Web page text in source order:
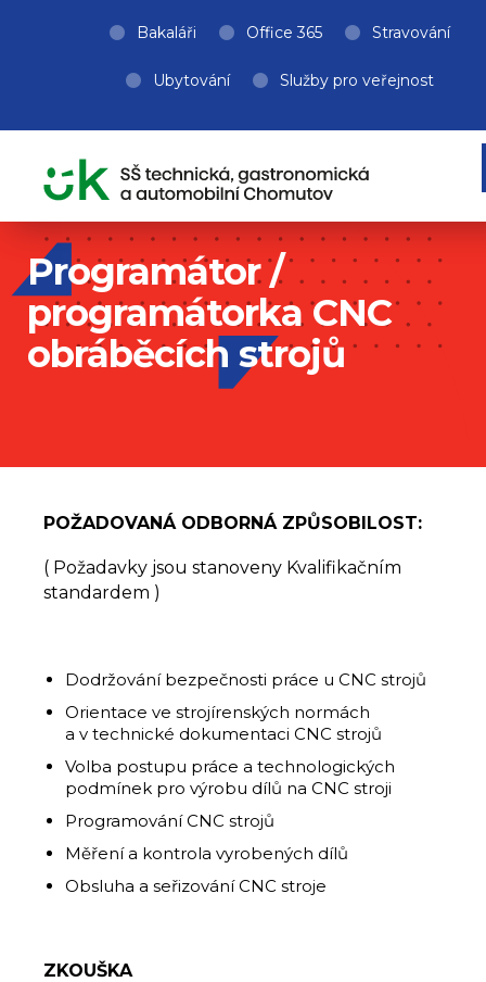
Bakaláři Office 365 Stravování
Ubytování Služby pro veřejnost
Programátor /
programátorka CNC
obráběcích strojů
POŽADOVANÁ ODBORNÁ ZPŮSOBILOST:
( Požadavky jsou stanoveny Kvalifikačním
standardem )
Dodržování bezpečnosti práce u CNC strojů
Orientace ve strojírenských normách
a v technické dokumentaci CNC strojů
Volba postupu práce a technologických
podmínek pro výrobu dílů na CNC stroji
Programování CNC strojů
Měření a kontrola vyrobených dílů
Obsluha a seřizování CNC stroje
ZKOUŠKA